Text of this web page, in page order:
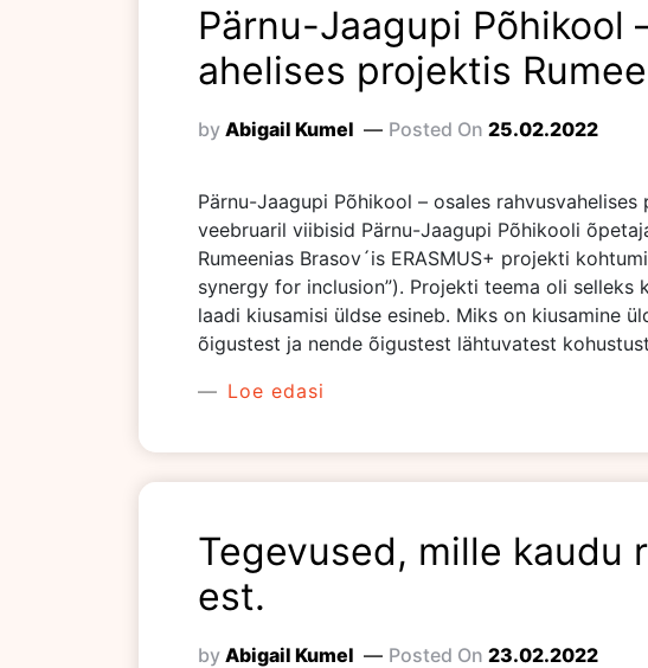
Pärnu-Jaagupi Põhikool
ahelises projektis
by Abigail Kumel Posted On 25.02.2022
Pärnu-Jaagupi Põhikool – osales rahvusvahelises
veebruaril viibisid Pärnu-Jaagupi Põhikooli
Rumeenias Brasov´is ERASMUS+ projekti
synergy for inclusion”). Projekti teema oli selleks
laadi kiusamisi üldse esineb. Miks on kiusamine
õigustest ja nende õigustest lähtuvatest
Loe edasi
Tegevused, mille kaudu
est.
by Abigail Kumel Posted On 23.02.2022